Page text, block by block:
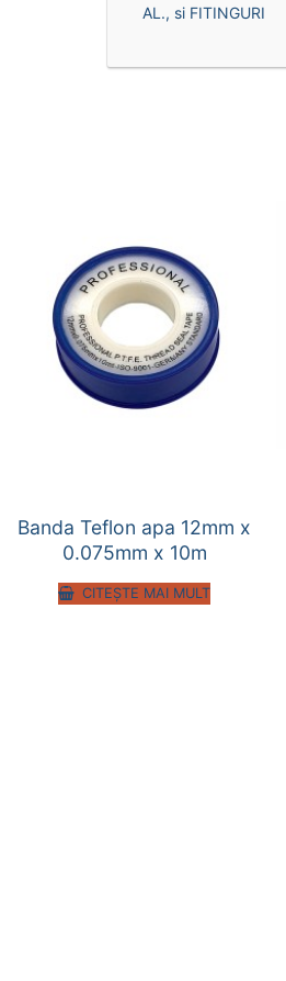
AL., si FITINGURI
Banda Teflon apa 12mm x
0.075mm x 10m
CITEȘTE MAI MULT